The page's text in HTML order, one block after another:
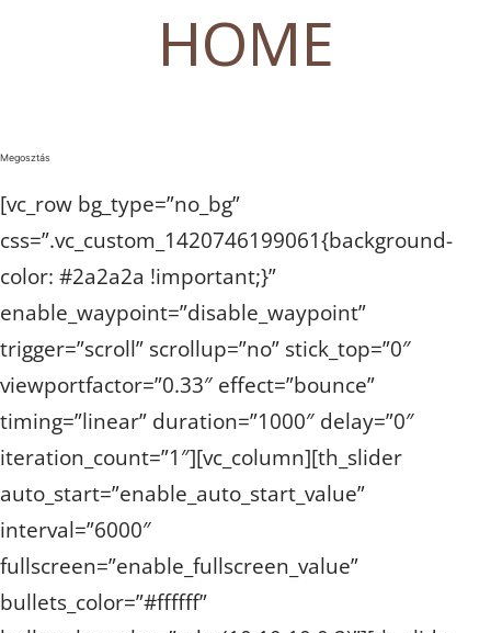
HOME
Megosztás
[vc_row bg_type=”no_bg”
css=”.vc_custom_1420746199061{background-
color: #2a2a2a !important;}”
enable_waypoint=”disable_waypoint”
trigger=”scroll” scrollup=”no” stick_top=”0″
viewportfactor=”0.33″ effect=”bounce”
timing=”linear” duration=”1000″ delay=”0″
iteration_count=”1″][vc_column][th_slider
auto_start=”enable_auto_start_value”
interval=”6000″
fullscreen=”enable_fullscreen_value”
bullets_color=”#ffffff”